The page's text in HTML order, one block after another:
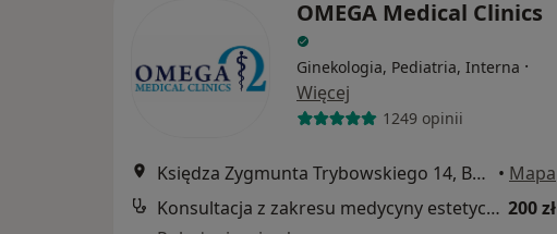
OMEGA Medical Clinics
Ginekologia, Pediatria, Interna ·
Więcej
1249 opinii
Księdza Zygmunta Trybowskiego 14, Bydgoszcz • Mapa
Konsultacja z zakresu medycyny estetycznej 200 zł